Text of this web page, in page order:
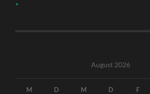
*
August 2026
M D M D F